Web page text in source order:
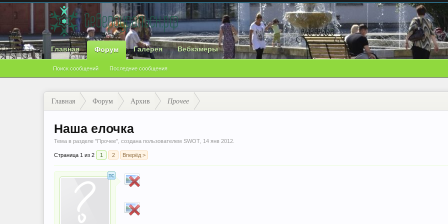
Главная Форум
Поиск сообщений Последние сообщения
Галерея Вебкамеры
Главная Форум Архив Прочее
Наша елочка
Тема в разделе "Прочее", создана пользователем SWOT 14 янв 2012
Страница 1 из 2 1 2 Вперёд >